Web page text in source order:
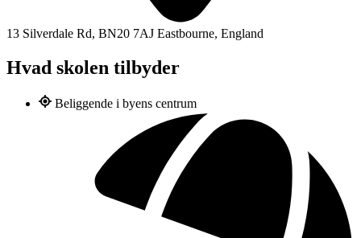
13 Silverdale Rd, BN20 7AJ Eastbourne, England
Hvad skolen tilbyder
Beliggende i byens centrum